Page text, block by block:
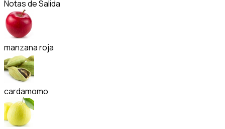
Notas de Salida
manzana roja
cardamomo